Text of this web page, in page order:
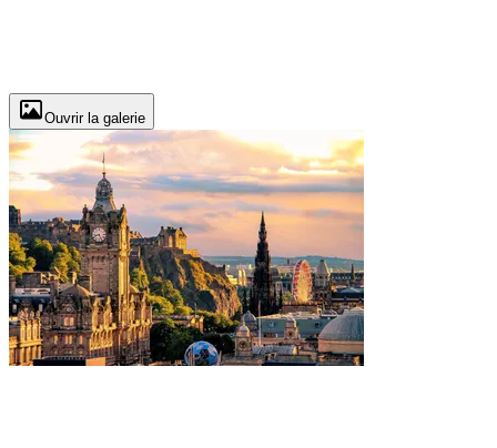
Ouvrir la galerie